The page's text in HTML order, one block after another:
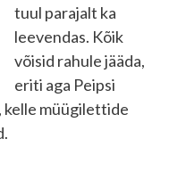
tuul parajalt ka
leevendas. Kõik
võisid rahule jääda,
eriti aga Peipsi
kelle müügilettide